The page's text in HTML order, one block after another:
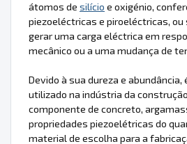
átomos de silício e oxigénio,
piezoeléctricas e piroeléctricas, ou
gerar uma carga eléctrica em
mecânico ou a uma mudança de
Devido à sua dureza e
utilizado na indústria da
componente de concreto,
propriedades piezoelétricas do
material de escolha para a